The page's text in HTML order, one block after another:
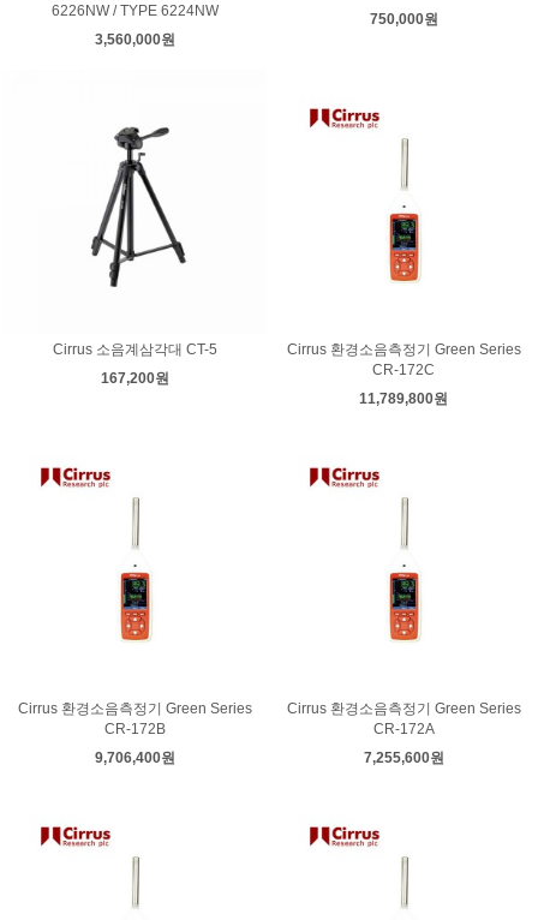
6226NW / TYPE 6224NW
3,560,000원
750,000원
Cirrus 소음계삼각대 CT-5
167,200원
Cirrus 환경소음측정기 Green Series
CR-172C
11,789,800원
Cirrus 환경소음측정기 Green Series
CR-172B
9,706,400원
Cirrus 환경소음측정기 Green Series
CR-172A
7,255,600원